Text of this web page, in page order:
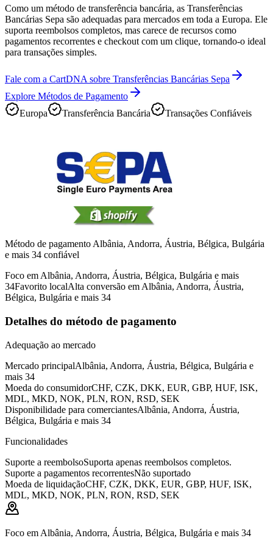
Como um método de transferência bancária, as Transferências
Bancárias Sepa são adequadas para mercados em toda a Europa. Ele
suporta reembolsos completos, mas carece de recursos como
pagamentos recorrentes e checkout com um clique, tornando-o ideal
para transações simples.
Fale com a CartDNA sobre Transferências Bancárias Sepa
Explore Métodos de Pagamento
Europa
Transferência Bancária Transações Confiáveis
Método de pagamento Albânia, Andorra, Áustria, Bélgica, Bulgária
e mais 34 confiável
Foco em Albânia, Andorra, Áustria, Bélgica, Bulgária e mais
34Favorito localAlta conversão em Albânia, Andorra, Áustria,
Bélgica, Bulgária e mais 34
Detalhes do método de pagamento
Adequação ao mercado
Mercado principalAlbânia, Andorra, Áustria, Bélgica, Bulgária e
mais 34
Moeda do consumidorCHF, CZK, DKK, EUR, GBP, HUF, ISK,
MDL, MKD, NOK, PLN, RON, RSD, SEK
Disponibilidade para comerciantesAlbânia, Andorra, Áustria,
Bélgica, Bulgária e mais 34
Funcionalidades
Suporte a reembolsoSuporta apenas reembolsos completos.
Suporte a pagamentos recorrentesNão suportado
Moeda de liquidaçãoCHF, CZK, DKK, EUR, GBP, HUF, ISK,
MDL, MKD, NOK, PLN, RON, RSD, SEK
Foco em Albânia, Andorra, Áustria, Bélgica, Bulgária e mais 34